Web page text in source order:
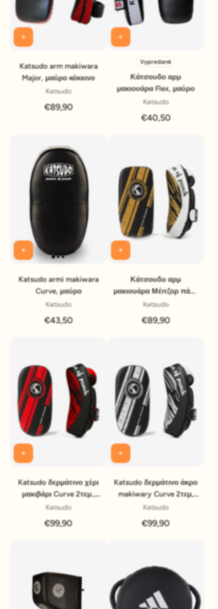
Katsudo arm makiwara
Major, μαύρο κόκκινο
Katsudo
€89,90
Vypredané
Κάτσουδο αρμ
μακιουάρα Flex, μαύρο
Katsudo
€40,50
Katsudo armi makiwara
Curve, μαύρο
Katsudo
€43,50
Κάτσουδο αρμ
μακιουάρα Μέιτζορ πάρι,
μαύρο-χρυσό
Katsudo
€89,90
Katsudo δερμάτινο χέρι
μακιβάρι Curve 2τεμ.,
κόκκινο-μαύρο
Katsudo
€99,90
Katsudo δερμάτινο άκρο
makiwary Curve 2τεμ,
λευκό-μαύρο
Katsudo
€99,90